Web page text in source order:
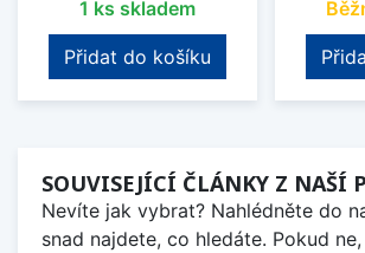
1 ks skladem
Přidat do košíku
SOUVISEJÍCÍ ČLÁNKY Z NAŠÍ
Nevíte jak vybrat? Nahlédněte do
snad najdete, co hledáte. Pokud